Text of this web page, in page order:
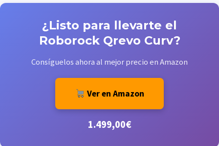
¿Listo para llevarte el
Roborock Qrevo Curv?
Consíguelos ahora al mejor precio en Amazon
Ver en Amazon
1.499,00€